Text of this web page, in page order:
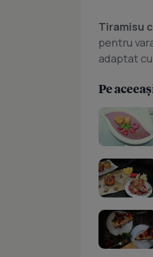
Tiramisu
pentru
adaptat
Pe